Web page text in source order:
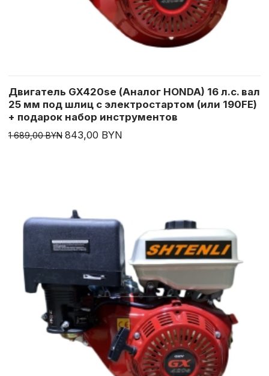
Двигатель GX420se (Аналог HONDA) 16 л.с. вал
25 мм под шлиц с электростартом (или 190FE)
+ подарок набор инструментов
1 689,00 BYN 843,00 BYN